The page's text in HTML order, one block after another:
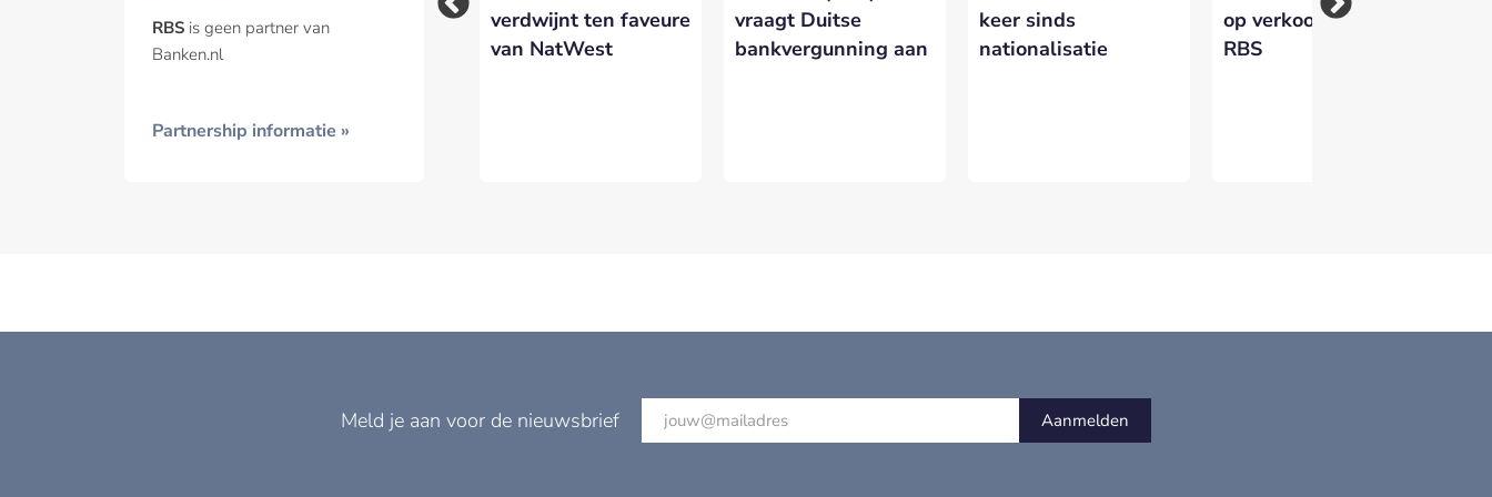
RBS is geen partner van
Banken.nl
Partnership informatie »
zonder topman
verdwijnt ten faveure
van NatWest
vraagt Duitse
bankvergunning aan
keer sinds
nationalisatie
op verkoop belang in
RBS
Meld je aan voor de nieuwsbrief Aanmelden